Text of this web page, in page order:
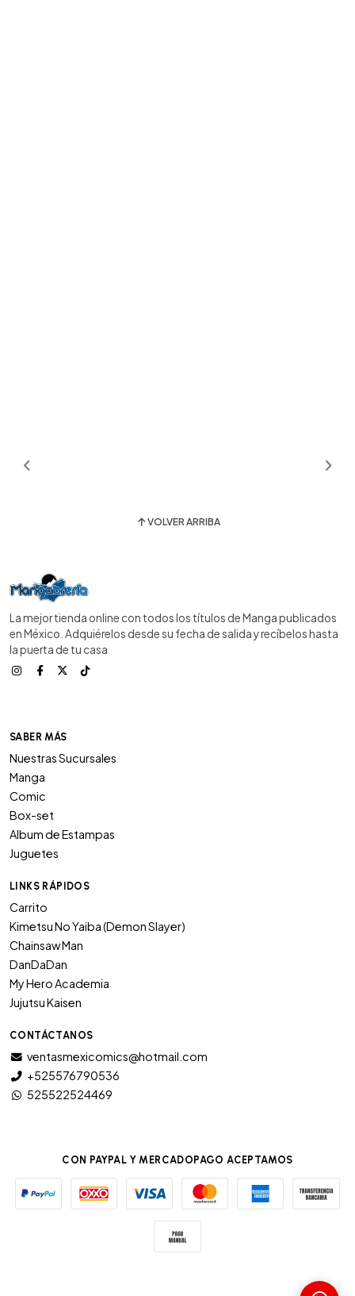
VOLVER ARRIBA
La mejor tienda online con todos los títulos de Manga publicados
en México. Adquiérelos desde su fecha de salida y recíbelos hasta
la puerta de tu casa
SABER MÁS
Nuestras Sucursales
Manga
Comic
Box-set
Album de Estampas
Juguetes
LINKS RÁPIDOS
Carrito
Kimetsu No Yaiba (Demon Slayer)
Chainsaw Man
DanDaDan
My Hero Academia
Jujutsu Kaisen
CONTÁCTANOS
ventasmexicomics@hotmail.com
+525576790536
525522524469
CON PAYPAL Y MERCADOPAGO ACEPTAMOS